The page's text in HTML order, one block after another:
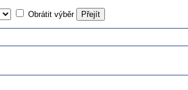
Obrátit výběr